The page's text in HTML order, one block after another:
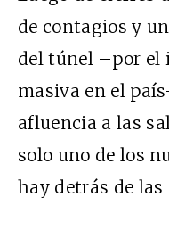
de contagios y
del túnel –por el
masiva en el
afluencia a las
solo uno de los
hay detrás de